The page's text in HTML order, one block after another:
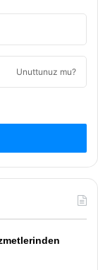
Unuttunuz mu?